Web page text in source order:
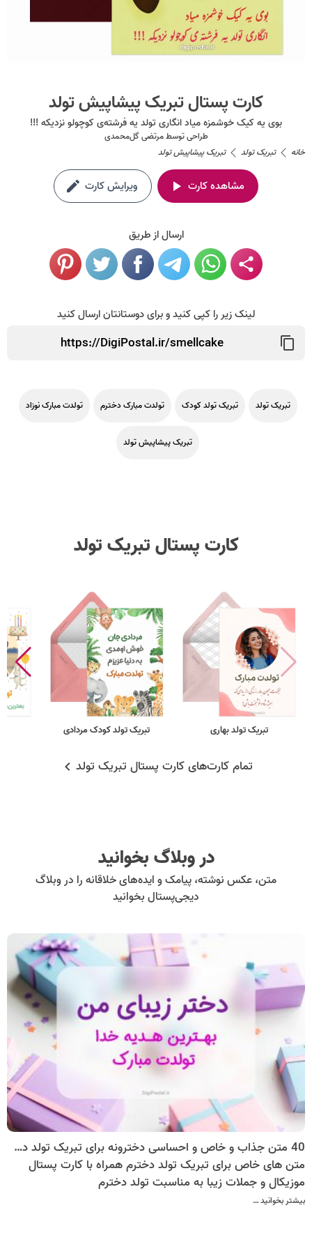
کارت پستال تبریک پیشاپیش تولد
بوی یه کیک خوشمزه میاد انگاری تولد یه فرشته‌ی کوچولو نزدیکه !!!
طراحی توسطمرتضی گل‌محمدی
خانه
تبریک تولد تبریک پیشاپیش تولد
مشاهده کارت ویرایش کارت
ارسال از طریق
لینک زیر را کپی کنید و برای دوستانتان ارسال کنید
تبریک تولد تبریک تولد کودک تولدت مبارک دخترم تولدت مبارک نوزاد
تبریک پیشاپیش تولد
کارت پستال تبریک تولد
تبریک تولد بهاری تبریک تولد کودک مردادی
تمام کارت‌های کارت پستال تبریک تولد
در وبلاگ بخوانید
متن، عکس نوشته، پیامک و ایده‌های خلاقانه را در وبلاگ
دیجی‌پستال بخوانید
40 متن جذاب و خاص و احساسی دخترونه برای تبریک تولد دخترم
متن های خاص برای تبریک تولد دخترم همراه با کارت پستال
موزیکال و جملات زیبا به مناسبت تولد دخترم
بیشتر بخوانید …